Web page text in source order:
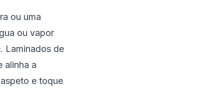
ou uma
ou vapor
Laminados de
alinha a
e toque